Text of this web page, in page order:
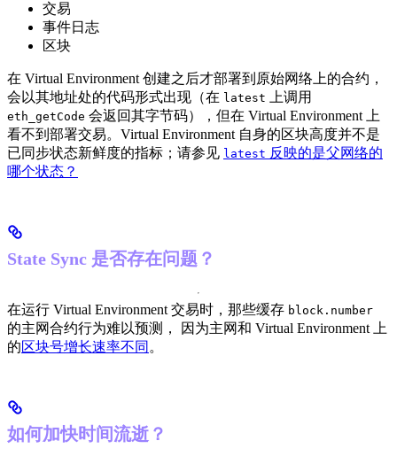
交易
事件日志
区块
在 Virtual Environment 创建之后才部署到原始网络上的合约，
会以其地址处的代码形式出现（在 latest 上调用
eth_getCode 会返回其字节码），但在 Virtual Environment 上
看不到部署交易。Virtual Environment 自身的区块高度并不是
已同步状态新鲜度的指标；请参见 latest 反映的是父网络的
哪个状态？
State Sync 是否存在问题？
在运行 Virtual Environment 交易时，那些缓存 block.number
的主网合约行为难以预测， 因为主网和 Virtual Environment 上
的区块号增长速率不同 。
如何加快时间流逝？